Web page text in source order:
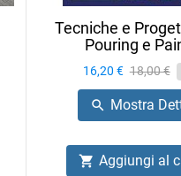
Tecniche e
Pouring e
Prezzo
16,20 € Prezzo
base
18,00 €
 Mostra
 Aggiungi al